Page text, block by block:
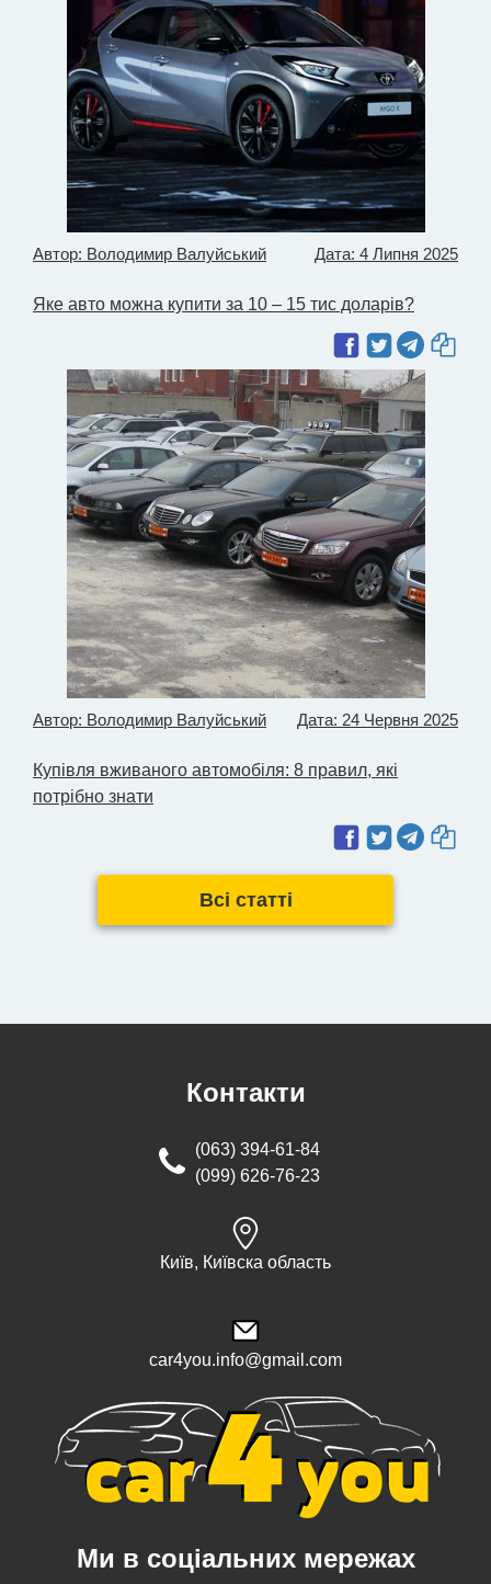
Автор: Володимир Валуйський Дата: 4 Липня 2025
Яке авто можна купити за 10 – 15 тис доларів?
Автор: Володимир Валуйський Дата: 24 Червня 2025
Купівля вживаного автомобіля: 8 правил, які
потрібно знати
Всі статті
Контакти
(063) 394-61-84
(099) 626-76-23
Київ, Київска область
car4you.info@gmail.com
Ми в соціальних мережах